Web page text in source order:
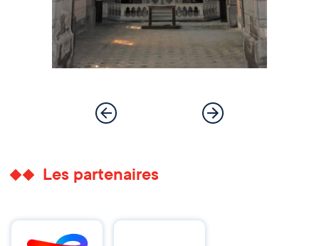
Les partenaires